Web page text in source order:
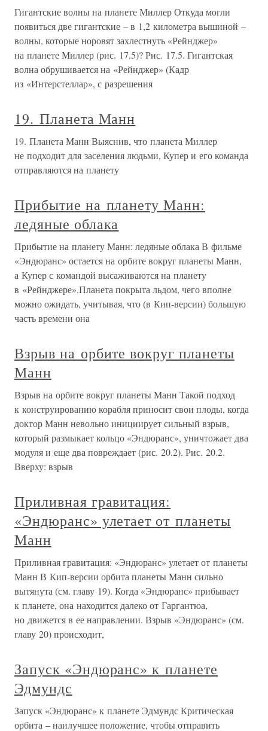
Гигантские волны на планете Миллер Откуда могли
появиться две гигантские – в 1,2 километра вышиной –
волны, которые норовят захлестнуть «Рейнджер»
на планете Миллер (рис. 17.5)? Рис. 17.5. Гигантская
волна обрушивается на «Рейнджер» (Кадр
из «Интерстеллар», с разрешения
19. Планета Манн
19. Планета Манн Выяснив, что планета Миллер
не подходит для заселения людьми, Купер и его команда
отправляются на планету
Прибытие на планету Манн:
ледяные облака
Прибытие на планету Манн: ледяные облака В фильме
«Эндюранс» остается на орбите вокруг планеты Манн,
а Купер с командой высаживаются на планету
в «Рейнджере».Планета покрыта льдом, чего вполне
можно ожидать, учитывая, что (в Кип-версии) большую
часть времени она
Взрыв на орбите вокруг планеты
Манн
Взрыв на орбите вокруг планеты Манн Такой подход
к конструированию корабля приносит свои плоды, когда
доктор Манн невольно инициирует сильный взрыв,
который размыкает кольцо «Эндюранс», уничтожает два
модуля и еще два повреждает (рис. 20.2). Рис. 20.2.
Вверху: взрыв
Приливная гравитация:
«Эндюранс» улетает от планеты
Манн
Приливная гравитация: «Эндюранс» улетает от планеты
Манн В Кип-версии орбита планеты Манн сильно
вытянута (см. главу 19). Когда «Эндюранс» прибывает
к планете, она находится далеко от Гаргантюа,
но движется в ее направлении. Взрыв «Эндюранс» (см.
главу 20) происходит,
Запуск «Эндюранс» к планете
Эдмундс
Запуск «Эндюранс» к планете Эдмундс Критическая
орбита – наилучшее положение, чтобы отправить